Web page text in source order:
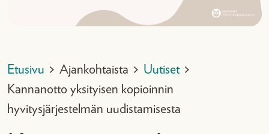
Etusivu > Ajankohtaista > Uutiset >
Kannanotto yksityisen kopioinnin
hyvitysjärjestelmän uudistamisesta